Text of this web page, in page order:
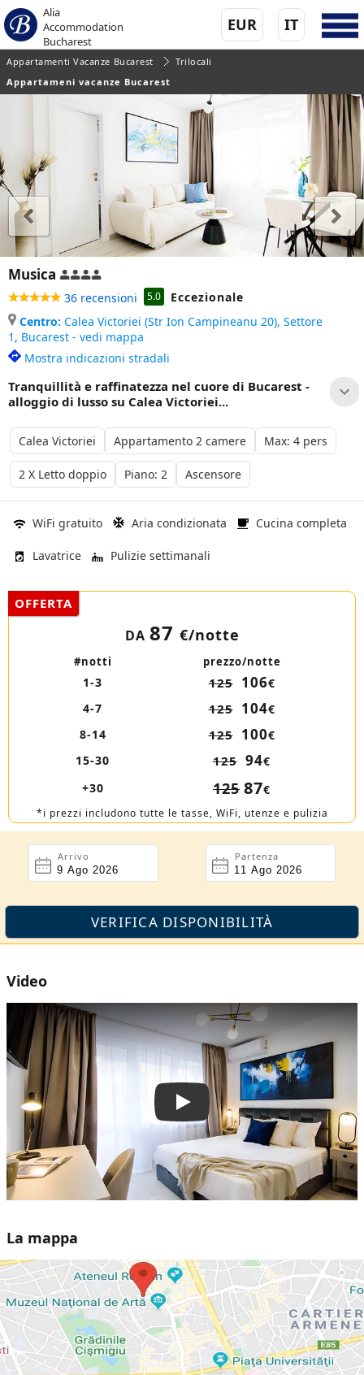
Alia
Accommodation
Bucharest
IT
EUR
Appartamenti Vacanze Bucarest
Trilocali
Appartameni vacanze Bucarest
Musica
36 recensioni 5.0
Eccezionale
Centro: Calea Victoriei (Str Ion Campineanu 20), Settore
1, Bucarest - vedi mappa
Mostra indicazioni stradali
Tranquillità e raffinatezza nel cuore di Bucarest -
alloggio di lusso su Calea Victoriei...
Calea Victoriei Appartamento 2 camere Max: 4 pers
2 X Letto doppio Piano: 2 Ascensore
WiFi gratuito Aria condizionata Cucina completa
Lavatrice Pulizie settimanali
OFFERTA
DA 87 €/notte
#notti prezzo/notte
1-3 125 106€
4-7
125 104€
8-14
125 100€
15-30
125 94€
+30
125 87€
*i prezzi includono tutte le tasse, WiFi, utenze e pulizia
Arrivo Partenza
Video
Play
La mappa